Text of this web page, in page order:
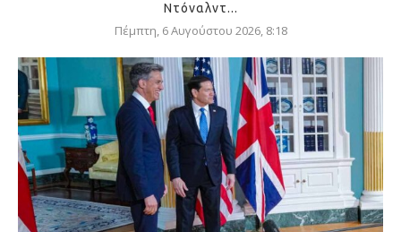
Ντόναλντ...
Πέμπτη, 6 Αυγούστου 2026, 8:18